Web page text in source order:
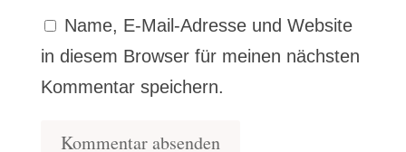
Name, E-Mail-Adresse und Website
in diesem Browser für meinen nächsten
Kommentar speichern.